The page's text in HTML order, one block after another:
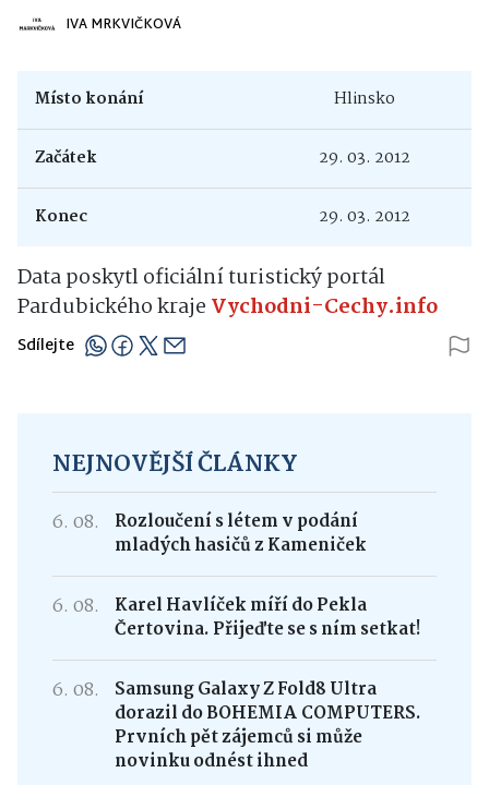
IVA MRKVIČKOVÁ
Místo konání Hlinsko
Začátek 29. 03. 2012
Konec 29. 03. 2012
Data poskytl oficiální turistický portál
Pardubického kraje Vychodni-Cechy.info
Sdílejte
NEJNOVĚJŠÍ ČLÁNKY
6. 08.
Rozloučení s létem v podání
mladých hasičů z Kameniček
6. 08.
Karel Havlíček míří do Pekla
Čertovina. Přijeďte se s ním setkat!
6. 08.
Samsung Galaxy Z Fold8 Ultra
dorazil do BOHEMIA COMPUTERS.
Prvních pět zájemců si může
novinku odnést ihned